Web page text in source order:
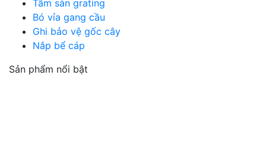
Tấm sàn grating
Bó vỉa gang cầu
Ghi bảo vệ gốc cây
Nắp bể cáp
Sản phẩm nổi bật